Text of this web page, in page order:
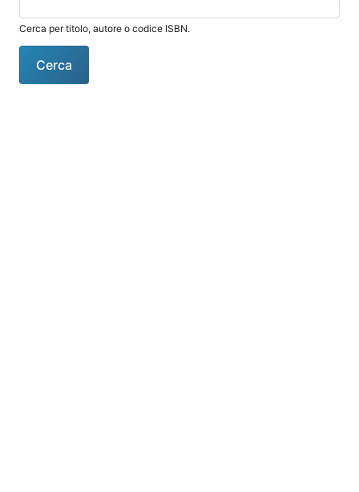
Cerca per titolo, autore o codice ISBN.